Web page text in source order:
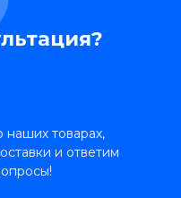
товарах,
и ответим